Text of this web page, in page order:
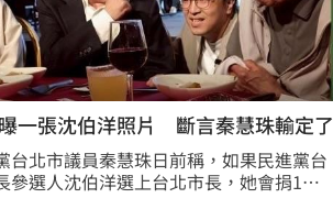
一張沈伯洋照片 斷言秦慧珠輸定了
台北市議員秦慧珠日前稱，如果民進黨台
參選人沈伯洋選上台北市長，她會捐1百